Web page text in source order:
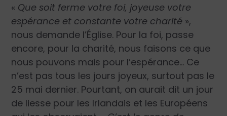
« Que soit ferme votre foi, joyeuse votre
espérance et constante votre charité »,
nous demande l’Église. Pour la foi, passe
encore, pour la charité, nous faisons ce que
nous pouvons mais pour l’espérance… Ce
n’est pas tous les jours joyeux, surtout pas le
25 mai dernier. Pourtant, on aurait dit un jour
de liesse pour les Irlandais et les Européens